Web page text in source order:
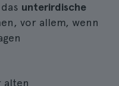
unterirdische
vor allem, wenn
alten